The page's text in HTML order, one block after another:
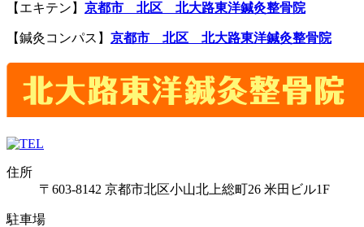
【エキテン】 京都市 北区 北大路東洋鍼灸整骨院
【鍼灸コンパス】 京都市 北区 北大路東洋鍼灸整骨院
住所
〒603-8142 京都市北区小山北上総町26 米田ビル1F
駐車場